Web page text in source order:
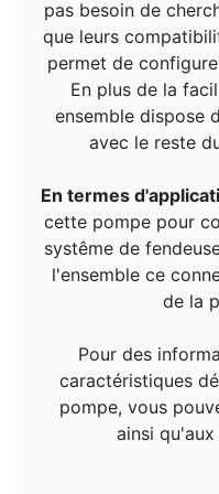
pas besoin de
que leurs
permet de
En plus de la
ensemble dispose
avec le reste
En termes
cette pompe pour
systême de
l'ensemble ce
de la
Pour des
caractéristiques
pompe, vous
ainsi